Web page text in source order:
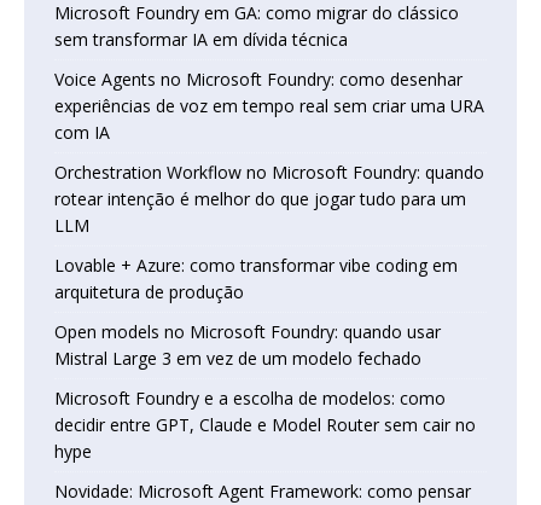
Microsoft Foundry em GA: como migrar do clássico
sem transformar IA em dívida técnica
Voice Agents no Microsoft Foundry: como desenhar
experiências de voz em tempo real sem criar uma URA
com IA
Orchestration Workflow no Microsoft Foundry: quando
rotear intenção é melhor do que jogar tudo para um
LLM
Lovable + Azure: como transformar vibe coding em
arquitetura de produção
Open models no Microsoft Foundry: quando usar
Mistral Large 3 em vez de um modelo fechado
Microsoft Foundry e a escolha de modelos: como
decidir entre GPT, Claude e Model Router sem cair no
hype
Novidade: Microsoft Agent Framework: como pensar